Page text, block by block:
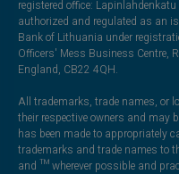
registered office:
authorized and regulated as an
Bank of Lithuania under
Officers' Mess Business Centre,
England, CB22 4QH.
All trademarks, trade names, or
their respective owners and may
has been made to appropriately
trademarks and trade names to
and ™ wherever possible and